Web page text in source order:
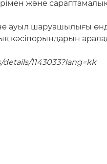
және сараптамалық
ауыл шаруашылығы
кәсіпорындарын
1143033?lang=kk